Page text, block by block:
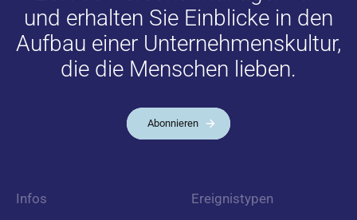
und erhalten Sie Einblicke in den
Aufbau einer Unternehmenskultur,
die die Menschen lieben.
Abonnieren
Infos Ereignistypen